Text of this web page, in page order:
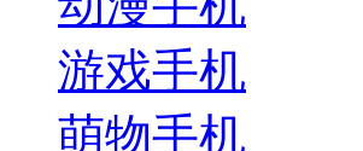
游戏手机
萌物手机